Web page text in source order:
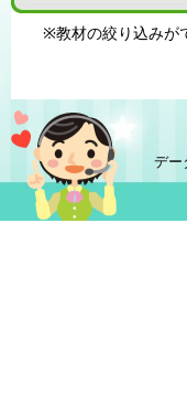
※教材の絞り込みが
デー